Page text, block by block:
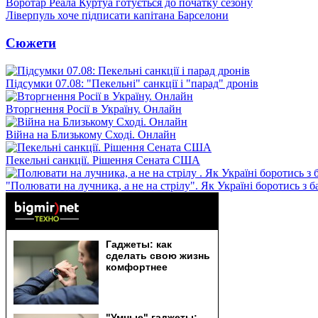
Воротар Реала Куртуа готується до початку сезону
Ліверпуль хоче підписати капітана Барселони
Сюжети
Підсумки 07.08: "Пекельні" санкції і "парад" дронів
Вторгнення Росії в Україну. Онлайн
Війна на Близькому Сході. Онлайн
Пекельні санкції. Рішення Сената США
"Полювати на лучника, а не на стрілу". Як Україні боротись з